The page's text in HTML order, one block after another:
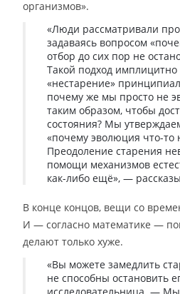
организмов».
«Люди рассматривали
задаваясь вопросом
отбор до сих пор не
Такой подход имплицитно
«нестарение»
почему же мы просто не
таким образом, чтобы
состояния? Мы
«почему эволюция что-то
Преодоление старения
помощи механизмов
как-либо ещё», —
В конце концов, вещи со
И — согласно математике —
делают только хуже.
«Вы можете замедлить
не способны остановить